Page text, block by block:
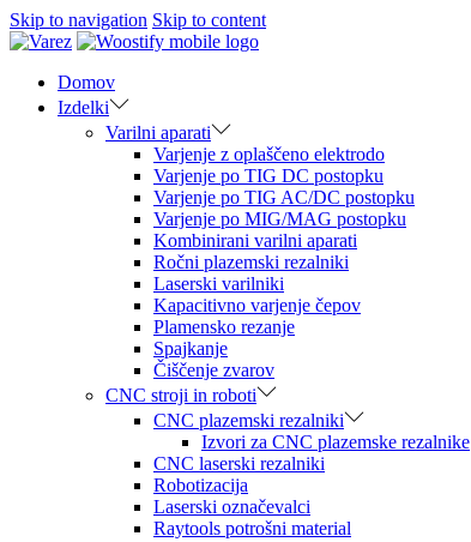
Skip to navigation Skip to content
Domov
Izdelki
Varilni aparati
Varjenje z oplaščeno elektrodo
Varjenje po TIG DC postopku
Varjenje po TIG AC/DC postopku
Varjenje po MIG/MAG postopku
Kombinirani varilni aparati
Ročni plazemski rezalniki
Laserski varilniki
Kapacitivno varjenje čepov
Plamensko rezanje
Spajkanje
Čiščenje zvarov
CNC stroji in roboti
CNC plazemski rezalniki
Izvori za CNC plazemske rezalnike
CNC laserski rezalniki
Robotizacija
Laserski označevalci
Raytools potrošni material